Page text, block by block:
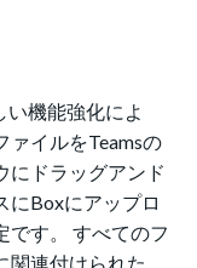
機能強化によ
ァイルをTeamsの
にドラッグアンド
にBoxにアップロ
です。 すべてのフ
関連付けられた